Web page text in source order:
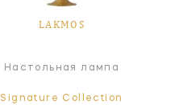
LAKMOS
Настольная лампа
Signature Collection